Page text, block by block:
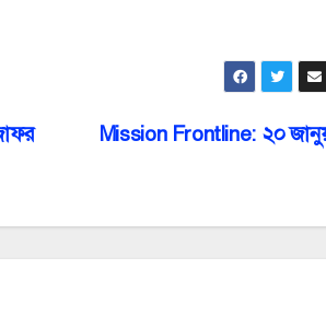
Mission Frontline: ২০